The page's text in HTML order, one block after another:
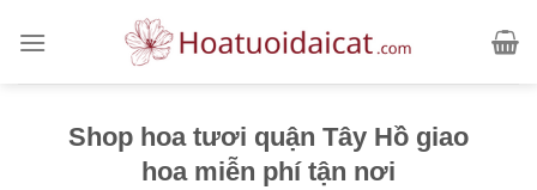
Shop hoa tươi quận Tây Hồ giao
hoa miễn phí tận nơi